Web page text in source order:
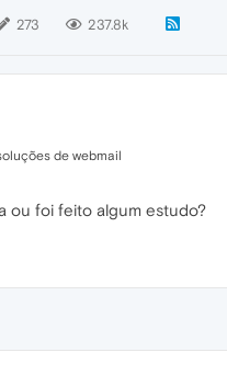
273 237.8k
de webmail
ou foi feito algum estudo?